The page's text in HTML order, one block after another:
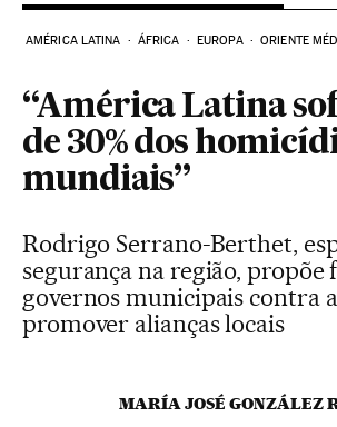
AMÉRICA LATINA ÁFRICA EUROPA ORIENTE
“América Latina
de 30% dos
mundiais”
Rodrigo Serrano-Berthet,
segurança na região, propõe
governos municipais contra
promover alianças locais
MARÍA JOSÉ GONZÁLEZ